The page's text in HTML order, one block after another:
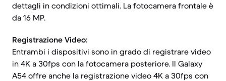
dettagli in condizioni ottimali. La fotocamera frontale è
da 16 MP.
Registrazione Video:
Entrambi i dispositivi sono in grado di registrare video
in 4K a 30fps con la fotocamera posteriore. Il Galaxy
A54 offre anche la registrazione video 4K a 30fps con